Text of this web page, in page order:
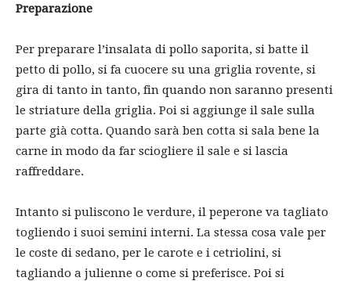
Preparazione
Per preparare l’insalata di pollo saporita, si batte il
petto di pollo, si fa cuocere su una griglia rovente, si
gira di tanto in tanto, fin quando non saranno presenti
le striature della griglia. Poi si aggiunge il sale sulla
parte già cotta. Quando sarà ben cotta si sala bene la
carne in modo da far sciogliere il sale e si lascia
raffreddare.
Intanto si puliscono le verdure, il peperone va tagliato
togliendo i suoi semini interni. La stessa cosa vale per
le coste di sedano, per le carote e i cetriolini, si
tagliando a julienne o come si preferisce. Poi si